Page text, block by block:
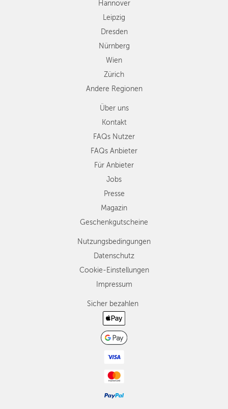
RegionenHannover
Leipzig
Dresden
Nürnberg
Wien
Zürich
Andere Regionen
Über uns
Kontakt
FAQs Nutzer
FAQs Anbieter
Für Anbieter
Jobs
Presse
Magazin
Geschenkgutscheine
Nutzungsbedingungen
Datenschutz
Cookie-Einstellungen
Impressum
Sicher bezahlen